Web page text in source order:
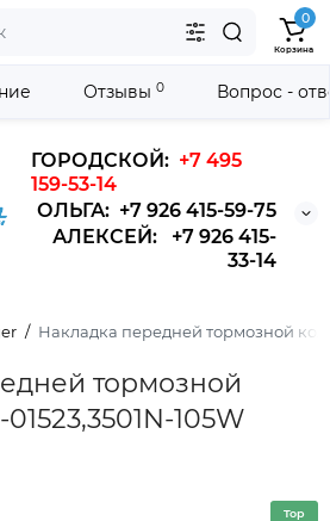
ГОРОДСКОЙ: +7 495
159-53-14
ОЛЬГА: +7 926 415-59-75
АЛЕКСЕЙ: +7 926 415-
33-14
0
Корзина
Накладка передней тормозной
тормозной
105W
Отзывы 0 Вопрос -
Top